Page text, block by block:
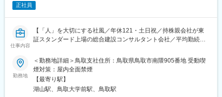
・ベテランの先輩の方々が多い中、近年では若い後輩も多く入社
しており、部署を超えて気軽に相談できる風通しの良いフランク
・クラブ活動や若手の交流も活発に行われています。
・最新技術を取り入れているため、最新機器をお使いしていただ
■社風：
役員と従業員が直接話す場面もよく見られ、上から下まで風通し
が良く気軽に周りの方にも相談の上進めていける環境が特徴で
正社員
仕事内容
【「人」を大切にする社風／年休121・土日祝／持株親会社が東
証スタンダード上場の総合建設コンサルタント会社／平均勤続年
＜補償調査課＞
・主に物件調査や事業損失等の補償コンサルタント業務を行って
います。物件調査は公共事業に伴う用地取得計画で移転等の必要
が生じた住宅や店舗等を調査し、移転工法の検討、平面図や立面
勤務地
＜勤務地詳細＞鳥取支社住所：鳥取県鳥取市南隈905番地 受動喫
煙対策：屋内全面禁煙
【最寄り駅】
湖山駅、鳥取大学前駅、鳥取駅